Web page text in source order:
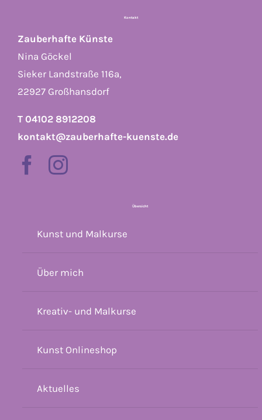
Kontakt
Zauberhafte Künste
Nina Göckel
Sieker Landstraße 116a,
22927 Großhansdorf
T 04102 8912208
kontakt@zauberhafte-kuenste.de
Übersicht
Kunst und Malkurse
Über mich
Kreativ- und Malkurse
Kunst Onlineshop
Aktuelles